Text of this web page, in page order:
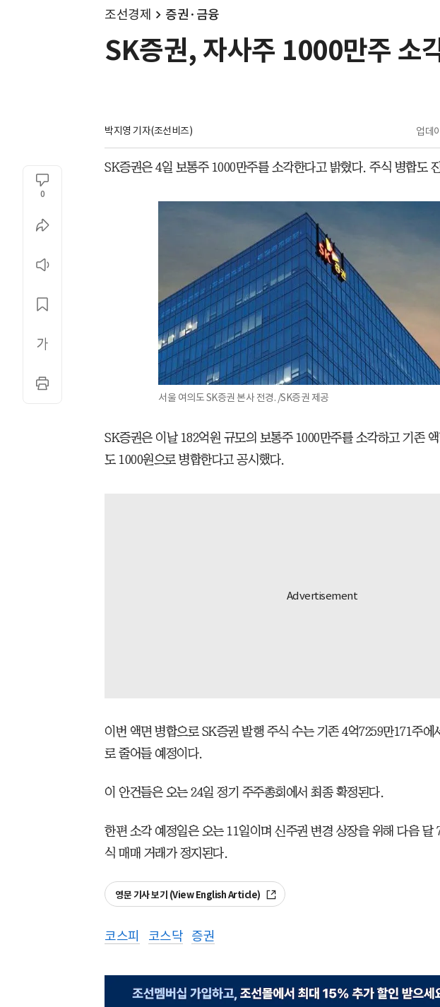
조선경제 증권·금융
SK증권, 자사주 1000만주 소
박지영 기자(조선비즈) 업데
0
SK증권은 4일 보통주 1000만주를 소각한다고 밝혔다. 주식 병합도
서울 여의도 SK증권 본사 전경. /SK증권 제공
SK증권은 이날 182억원 규모의 보통주 1000만주를 소각하고 기존
도 1000원으로 병합한다고 공시했다.
이번 액면 병합으로 SK증권 발행 주식 수는 기존 4억7259만171주에
로 줄어들 예정이다.
이 안건들은 오는 24일 정기 주주총회에서 최종 확정된다.
한편 소각 예정일은 오는 11일이며 신주권 변경 상장을 위해 다음 달
식 매매 거래가 정지된다.
영문 기사 보기 (View English Article)
코스피 코스닥 증권